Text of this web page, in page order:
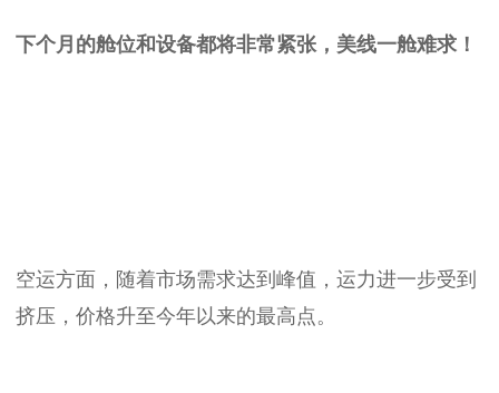
下个月的舱位和设备都将非常紧张，美线一舱难求！
空运方面，随着市场需求达到峰值，运力进一步受到
挤压，价格升至今年以来的最高点。